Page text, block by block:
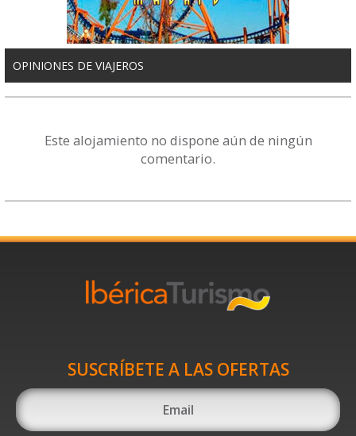
OPINIONES DE VIAJEROS
Este alojamiento no dispone aún de ningún
comentario.
SUSCRÍBETE A LAS OFERTAS